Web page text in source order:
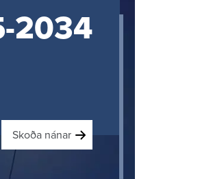
2034
Skoða nánar